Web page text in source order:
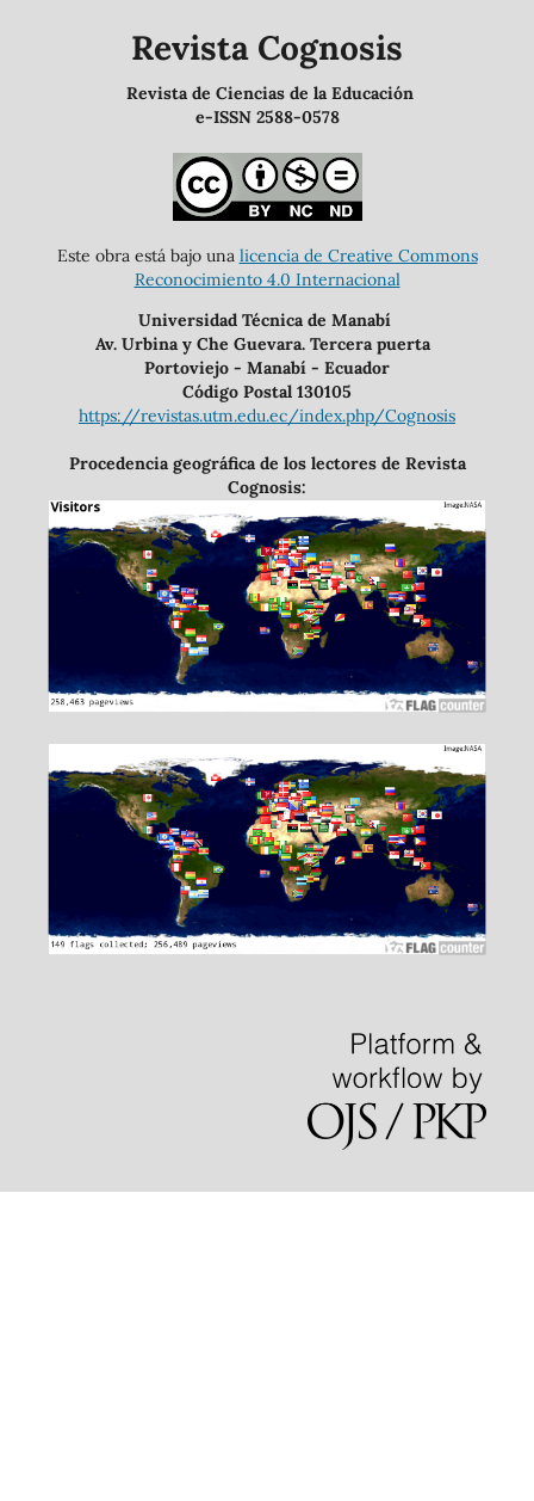
Revista Cognosis
Revista de Ciencias de la Educación
e-ISSN 2588-0578
Este obra está bajo una licencia de Creative Commons
Reconocimiento 4.0 Internacional
Universidad Técnica de Manabí
Av. Urbina y Che Guevara. Tercera puerta
Portoviejo - Manabí - Ecuador
Código Postal 130105
https://revistas.utm.edu.ec/index.php/Cognosis
Procedencia geográfica de los lectores de Revista
Cognosis: